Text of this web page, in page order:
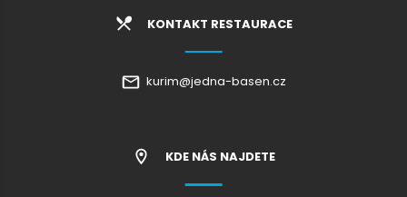
KONTAKT RESTAURACE
kurim@jedna-basen.cz
KDE NÁS NAJDETE